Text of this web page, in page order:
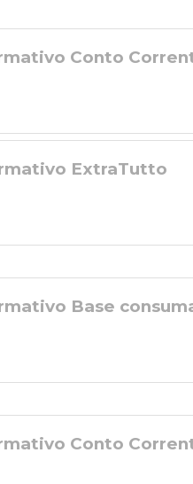
Conto
ExtraTutto
Base
Conto